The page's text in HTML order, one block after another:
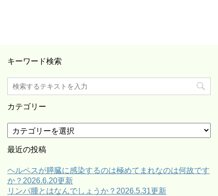
キーワード検索
カテゴリー
テ
ゴ
ー
最近の投稿
ヘルペスが膵臓に感染するのは極めてまれなのは何故です
か？2026.6.20更新
リンパ腫とはなんでしょうか？2026.5.31更新